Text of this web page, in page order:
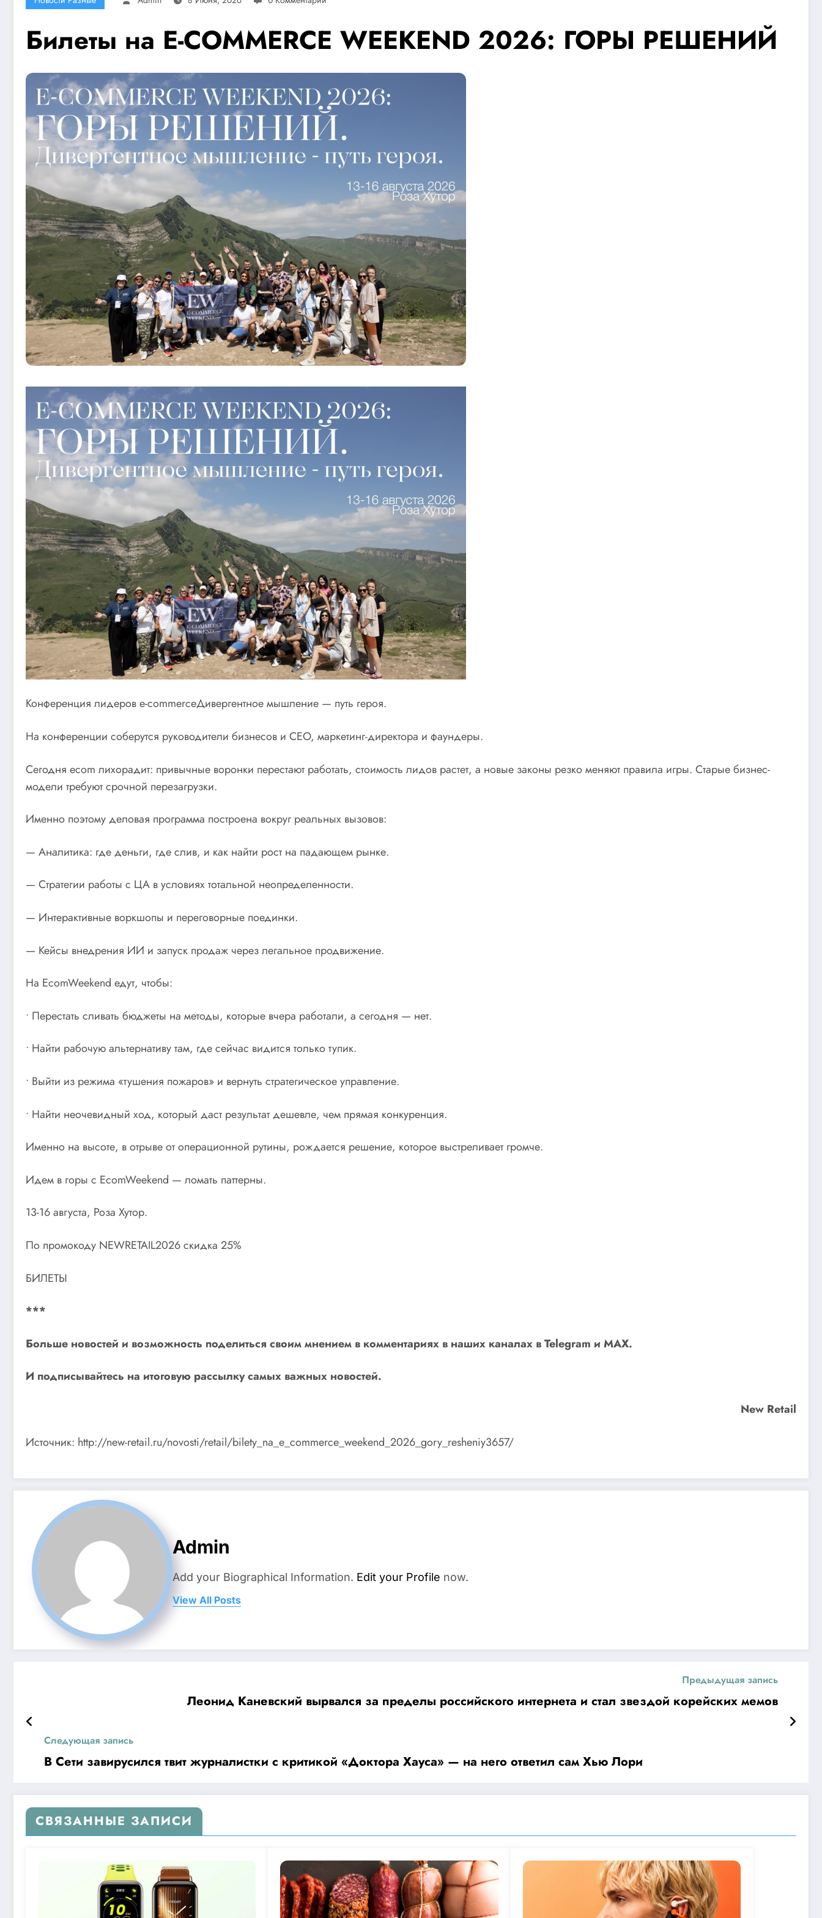
Билеты на E-COMMERCE WEEKEND 2026: ГОРЫ РЕШЕНИЙ
Конференция лидеров e-commerceДивергентное мышление — путь героя.
На конференции соберутся руководители бизнесов и CEO, маркетинг-директора и фаундеры.
Сегодня ecom лихорадит: привычные воронки перестают работать, стоимость лидов растет, а новые законы резко меняют правила игры. Старые бизнес-
модели требуют срочной перезагрузки.
Именно поэтому деловая программа построена вокруг реальных вызовов:
— Аналитика: где деньги, где слив, и как найти рост на падающем рынке.
— Стратегии работы с ЦА в условиях тотальной неопределенности.
— Интерактивные воркшопы и переговорные поединки.
— Кейсы внедрения ИИ и запуск продаж через легальное продвижение.
На EcomWeekend едут, чтобы:
• Перестать сливать бюджеты на методы, которые вчера работали, а сегодня — нет.
• Найти рабочую альтернативу там, где сейчас видится только тупик.
• Выйти из режима «тушения пожаров» и вернуть стратегическое управление.
• Найти неочевидный ход, который даст результат дешевле, чем прямая конкуренция.
Именно на высоте, в отрыве от операционной рутины, рождается решение, которое выстреливает громче.
Идем в горы с EcomWeekend — ломать паттерны.
13-16 августа, Роза Хутор.
По промокоду NEWRETAIL2026 скидка 25%
БИЛЕТЫ
***
Больше новостей и возможность поделиться своим мнением в комментариях в наших каналах вTelegram и MAX.
И подписывайтесь на итоговую рассылку самых важных новостей.
New Retail
Источник: http://new-retail.ru/novosti/retail/bilety_na_e_commerce_weekend_2026_gory_resheniy3657/
Admin
Add your Biographical Information. Edit your Profile now.
View All Posts
Предыдущая запись
Леонид Каневский вырвался за пределы российского интернета и стал звездой корейских мемов
Следующая запись
В Сети завирусился твит журналистки с критикой «Доктора Хауса» — на него ответил сам Хью Лори
СВЯЗАННЫЕ ЗАПИСИ